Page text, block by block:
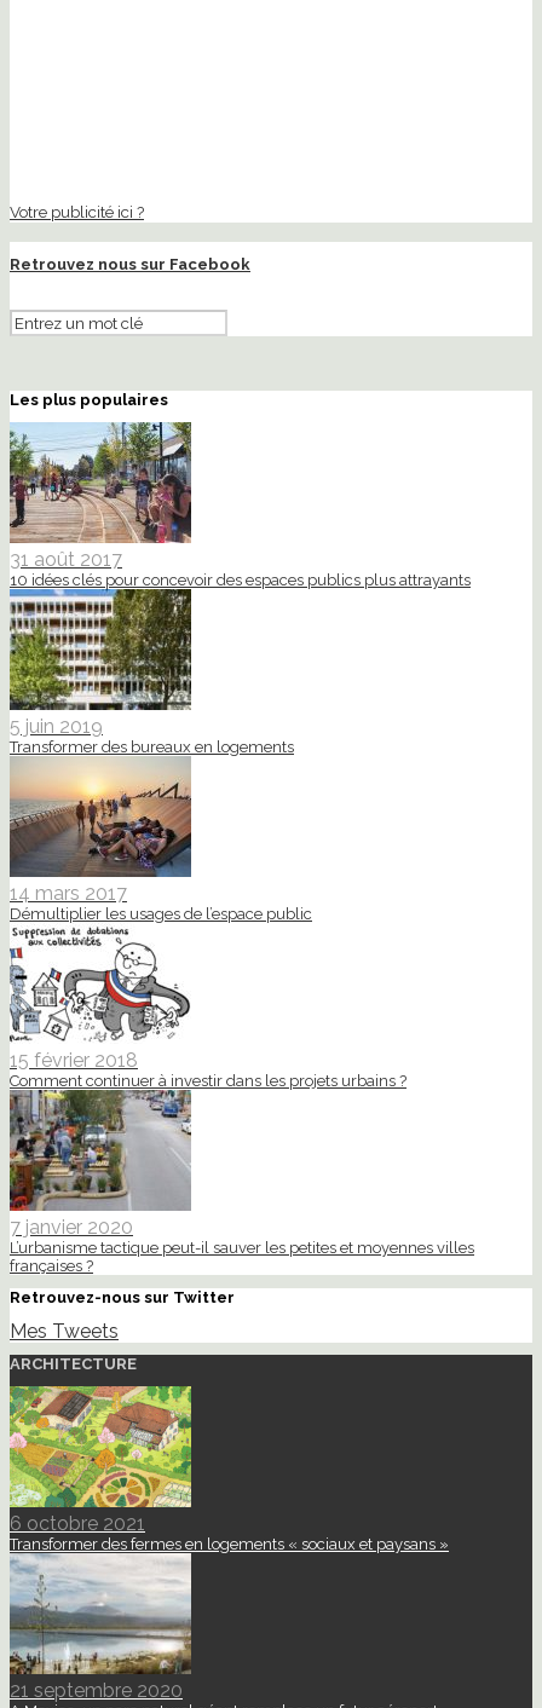
Votre publicité ici ?
Retrouvez nous sur Facebook
Les plus populaires
31 août 2017
10 idées clés pour concevoir des espaces publics plus attrayants
5 juin 2019
Transformer des bureaux en logements
14 mars 2017
Démultiplier les usages de l’espace public
15 février 2018
Comment continuer à investir dans les projets urbains ?
7 janvier 2020
L’urbanisme tactique peut-il sauver les petites et moyennes villes
françaises ?
Retrouvez-nous sur Twitter
Mes Tweets
ARCHITECTURE
6 octobre 2021
Transformer des fermes en logements « sociaux et paysans »
21 septembre 2020